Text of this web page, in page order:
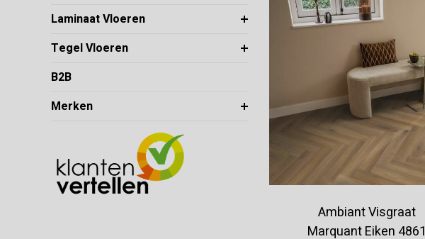
Laminaat Vloeren
Tegel Vloeren
B2B
Merken
Ambiant Visgraat
Marquant Eiken 4861